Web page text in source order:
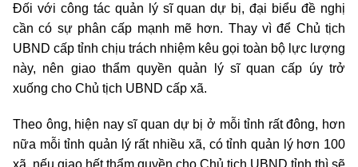
Đối với công tác quản lý sĩ quan dự bị, đại biểu đề nghị
cần có sự phân cấp mạnh mẽ hơn. Thay vì để Chủ tịch
UBND cấp tỉnh chịu trách nhiệm kêu gọi toàn bộ lực lượng
này, nên giao thẩm quyền quản lý sĩ quan cấp úy trở
xuống cho Chủ tịch UBND cấp xã.
Theo ông, hiện nay sĩ quan dự bị ở mỗi tỉnh rất đông, hơn
nữa mỗi tỉnh quản lý rất nhiều xã, có tỉnh quản lý hơn 100
xã, nếu giao hết thẩm quyền cho Chủ tịch UBND tỉnh thì sẽ